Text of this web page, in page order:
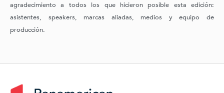
agradecimiento a todos los que hicieron posible esta edición:
asistentes, speakers, marcas aliadas, medios y equipo de
producción.